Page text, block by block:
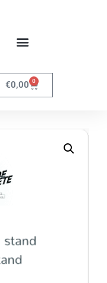
€0,00 0